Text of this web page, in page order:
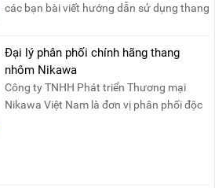
các bạn bài viết hướng dẫn sử dụng thang
Đại lý phân phối chính hãng thang
nhôm Nikawa
Công ty TNHH Phát triển Thương mại
Nikawa Việt Nam là đơn vị phân phối độc